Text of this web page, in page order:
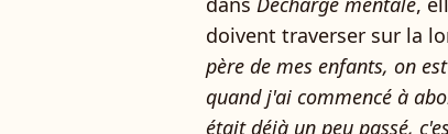
doivent traverser sur la
père de mes enfants, on
quand j'ai commencé à
était déjà un peu passé,